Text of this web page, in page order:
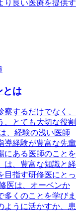
り良い医療を提供す
とは
するだけでなく、
、とても大切な役割
、経験の浅い医師
導経験が豊富な先輩
にある医師のことを
は、豊富な知識と経
目指す研修医にとっ
医は、オーベンか
多くのことを学びま
ように活かすか、患